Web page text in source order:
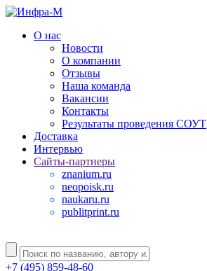
О нас
Новости
О компании
Отзывы
Наша команда
Вакансии
Контакты
Результаты проведения СОУТ
Доставка
Интервью
Сайты-партнеры
znanium.ru
neopoisk.ru
naukaru.ru
publitprint.ru
+7 (495) 859-48-60